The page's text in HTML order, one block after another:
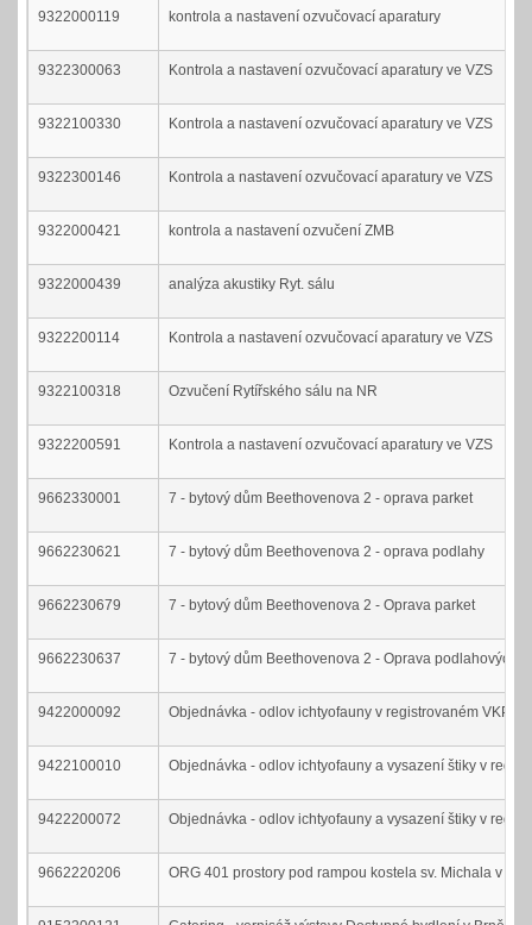
9322000119 kontrola a nastavení ozvučovací aparatury
9322300063 Kontrola a nastavení ozvučovací aparatury ve VZS
9322100330 Kontrola a nastavení ozvučovací aparatury ve VZS
9322300146 Kontrola a nastavení ozvučovací aparatury ve VZS
9322000421 kontrola a nastavení ozvučení ZMB
9322000439 analýza akustiky Ryt. sálu
9322200114 Kontrola a nastavení ozvučovací aparatury ve VZS
9322100318 Ozvučení Rytířského sálu na NR
9322200591 Kontrola a nastavení ozvučovací aparatury ve VZS
9662330001 7 - bytový dům Beethovenova 2 - oprava parket
9662230621 7 - bytový dům Beethovenova 2 - oprava podlahy
9662230679 7 - bytový dům Beethovenova 2 - Oprava parket
9662230637 7 - bytový dům Beethovenova 2 - Oprava podlahových
9422000092 Objednávka - odlov ichtyofauny v registrovaném VKP
9422100010 Objednávka - odlov ichtyofauny a vysazení štiky v
9422200072 Objednávka - odlov ichtyofauny a vysazení štiky v
9662220206 ORG 401 prostory pod rampou kostela sv. Michala v